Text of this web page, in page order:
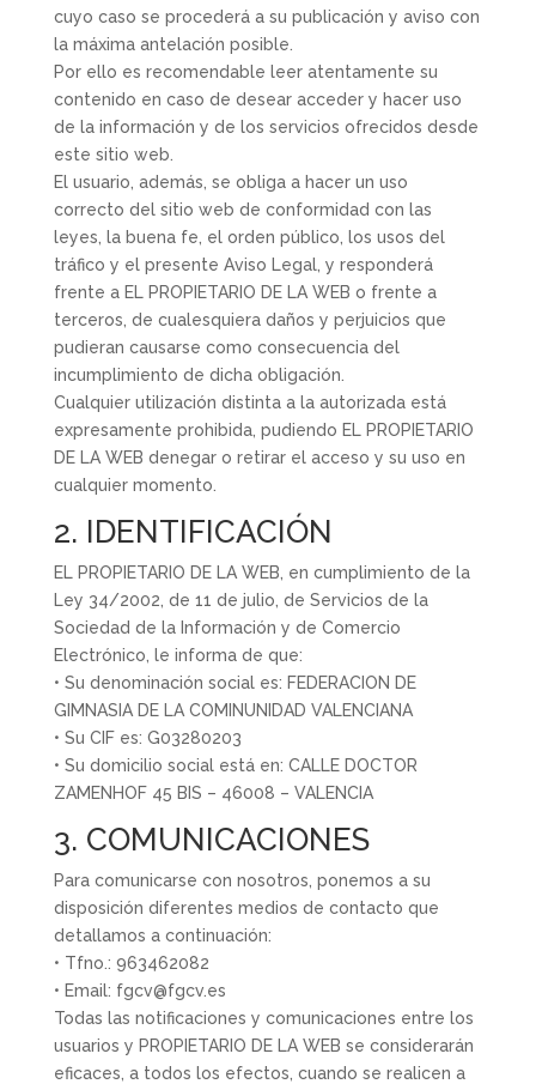
cuyo caso se procederá a su publicación y aviso con
la máxima antelación posible.
Por ello es recomendable leer atentamente su
contenido en caso de desear acceder y hacer uso
de la información y de los servicios ofrecidos desde
este sitio web.
El usuario, además, se obliga a hacer un uso
correcto del sitio web de conformidad con las
leyes, la buena fe, el orden público, los usos del
tráfico y el presente Aviso Legal, y responderá
frente a EL PROPIETARIO DE LA WEB o frente a
terceros, de cualesquiera daños y perjuicios que
pudieran causarse como consecuencia del
incumplimiento de dicha obligación.
Cualquier utilización distinta a la autorizada está
expresamente prohibida, pudiendo EL PROPIETARIO
DE LA WEB denegar o retirar el acceso y su uso en
cualquier momento.
2. IDENTIFICACIÓN
EL PROPIETARIO DE LA WEB, en cumplimiento de la
Ley 34/2002, de 11 de julio, de Servicios de la
Sociedad de la Información y de Comercio
Electrónico, le informa de que:
• Su denominación social es: FEDERACION DE
GIMNASIA DE LA COMINUNIDAD VALENCIANA
• Su CIF es: G03280203
• Su domicilio social está en: CALLE DOCTOR
ZAMENHOF 45 BIS – 46008 – VALENCIA
3. COMUNICACIONES
Para comunicarse con nosotros, ponemos a su
disposición diferentes medios de contacto que
detallamos a continuación:
• Tfno.: 963462082
• Email: fgcv@fgcv.es
Todas las notificaciones y comunicaciones entre los
usuarios y PROPIETARIO DE LA WEB se considerarán
eficaces, a todos los efectos, cuando se realicen a